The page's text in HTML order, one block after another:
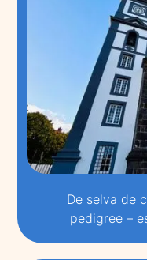
De selva de
pedigree –